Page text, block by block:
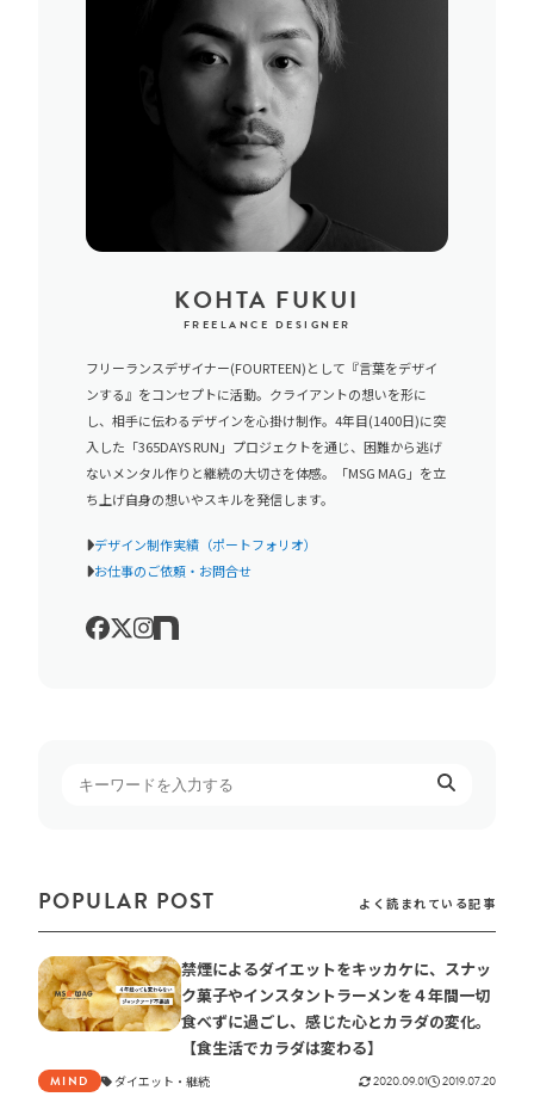
KOHTA FUKUI
FREELANCE DESIGNER
フリーランスデザイナー(FOURTEEN)として『言葉をデザイ
ンする』をコンセプトに活動。クライアントの想いを形に
し、相手に伝わるデザインを心掛け制作。4年目(1400日)に突
入した「365DAYS RUN」プロジェクトを通じ、困難から逃げ
ないメンタル作りと継続の大切さを体感。「MSG MAG」を立
ち上げ自身の想いやスキルを発信します。
デザイン制作実績（ポートフォリオ）
お仕事のご依頼・お問合せ
POPULAR POST よく読まれている記事
禁煙によるダイエットをキッカケに、スナッ
ク菓子やインスタントラーメンを４年間一切
食べずに過ごし、感じた心とカラダの変化。
【食生活でカラダは変わる】
MIND ダイエット 継続 2020.09.01 2019.07.20